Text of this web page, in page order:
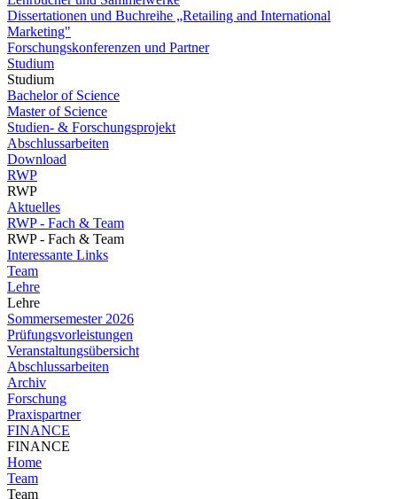
Dissertationen und Buchreihe „Retailing and International
Marketing"
Forschungskonferenzen und Partner
Studium
Studium
Bachelor of Science
Master of Science
Studien- & Forschungsprojekt
Abschlussarbeiten
Download
RWP
RWP
Aktuelles
RWP - Fach & Team
RWP - Fach & Team
Interessante Links
Team
Lehre
Lehre
Sommersemester 2026
Prüfungsvorleistungen
Veranstaltungsübersicht
Abschlussarbeiten
Archiv
Forschung
Praxispartner
FINANCE
FINANCE
Home
Team
Team